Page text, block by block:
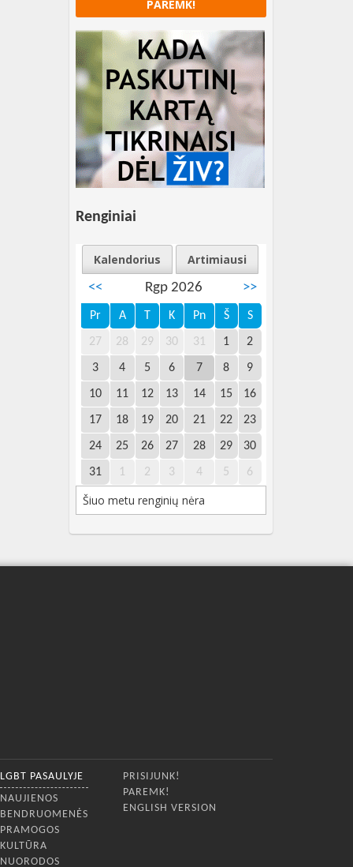
PAREMK!
Renginiai
Kalendorius
Artimiausi
<<
Rgp 2026 >>
Pr A T K Pn Š S
27 28 29 30 31 1 2
3 4 5 6 7 8 9
10 11 12 13 14 15 16
17 18 19 20 21 22 23
24 25 26 27 28 29 30
31 1 2 3 4 5 6
Šiuo metu renginių nėra
LGBT PASAULYJE
NAUJIENOS
BENDRUOMENĖS
PRAMOGOS
KULTŪRA
NUORODOS
PRISIJUNK!
PAREMK!
ENGLISH VERSION